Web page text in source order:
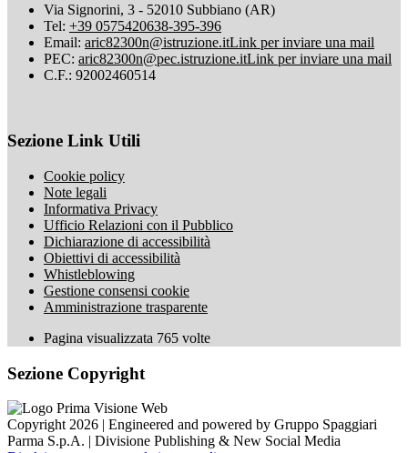
Via Signorini, 3 - 52010 Subbiano (AR)
Tel: +39 0575420638-395-396
Email: aric82300n@istruzione.itLink per inviare una mail
PEC: aric82300n@pec.istruzione.itLink per inviare una mail
C.F.: 92002460514
Sezione Link Utili
Cookie policy
Note legali
Informativa Privacy
Ufficio Relazioni con il Pubblico
Dichiarazione di accessibilità
Obiettivi di accessibilità
Whistleblowing
Gestione consensi cookie
Amministrazione trasparente
Pagina visualizzata 765 volte
Sezione Copyright
Copyright 2026 | Engineered and powered by Gruppo Spaggiari
Parma S.p.A. | Divisione Publishing & New Social Media